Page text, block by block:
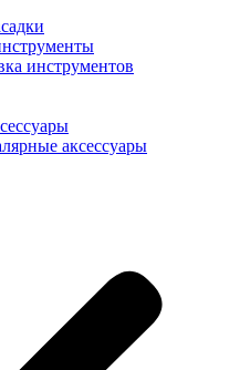
инструментов
аксессуары